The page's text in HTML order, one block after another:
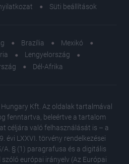
Süti beállítások
Brazília
Mexikó
Lengyelország
Dél-Afrika
Kft. Az oldalak tartalmával
fenntartva, beleértve a tartalom
céljára való felhasználását is – a
évi LXXVI. törvény rendelkezései
A. § (1) paragrafusa és a digitális
európai irányelv (Az Európai